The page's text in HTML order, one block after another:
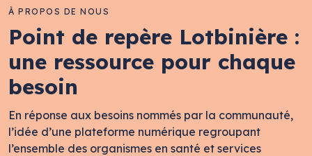
À PROPOS DE NOUS
Point de repère Lotbinière :
une ressource pour chaque
besoin
En réponse aux besoins nommés par la communauté,
l’idée d’une plateforme numérique regroupant
l’ensemble des organismes en santé et services